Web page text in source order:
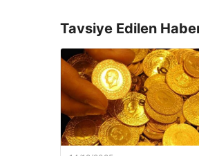
Tavsiye Edilen